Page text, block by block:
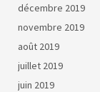
décembre 2019
novembre 2019
août 2019
juillet 2019
juin 2019